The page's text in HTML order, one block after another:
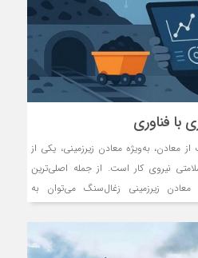
فناوری
معادن، به‌ویژه معادن زیرزمینی، یکی از
نیروی کار است. از جمله اصلی‌ترین
زیرزمینی زغال‌سنگ می‌توان به
ماشین‌آلات با یکدیگر و کارکنان،
و گازگرفتگی اشاره کرد. طبق آمار